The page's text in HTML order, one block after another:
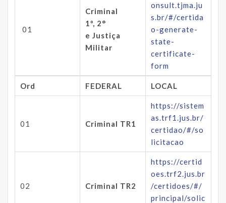
01
Criminal
1º, 2°
e Justiça
Militar
onsult.tjma.ju
s.br/#/certida
o-generate-
state-
certificate-
form
Ord FEDERAL LOCAL
01 Criminal TR1
https://sistem
as.trf1.jus.br/
certidao/#/so
licitacao
02 Criminal TR2
https://certid
oes.trf2.jus.br
/certidoes/#/
principal/solic